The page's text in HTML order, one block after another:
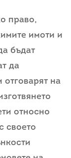
право,
имоти и
бъдат
да
отговарят на
относно
своето